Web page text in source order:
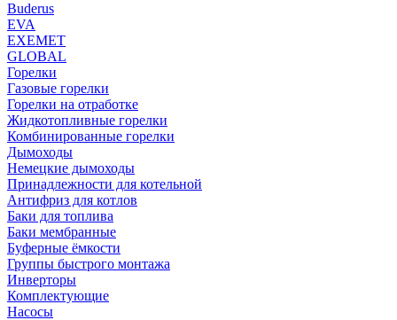
Buderus
EVA
EXEMET
GLOBAL
Горелки
Газовые горелки
Горелки на отработке
Жидкотопливные горелки
Комбинированные горелки
Дымоходы
Немецкие дымоходы
Принадлежности для котельной
Антифриз для котлов
Баки для топлива
Баки мембранные
Буферные ёмкости
Группы быстрого монтажа
Инверторы
Комплектующие
Насосы